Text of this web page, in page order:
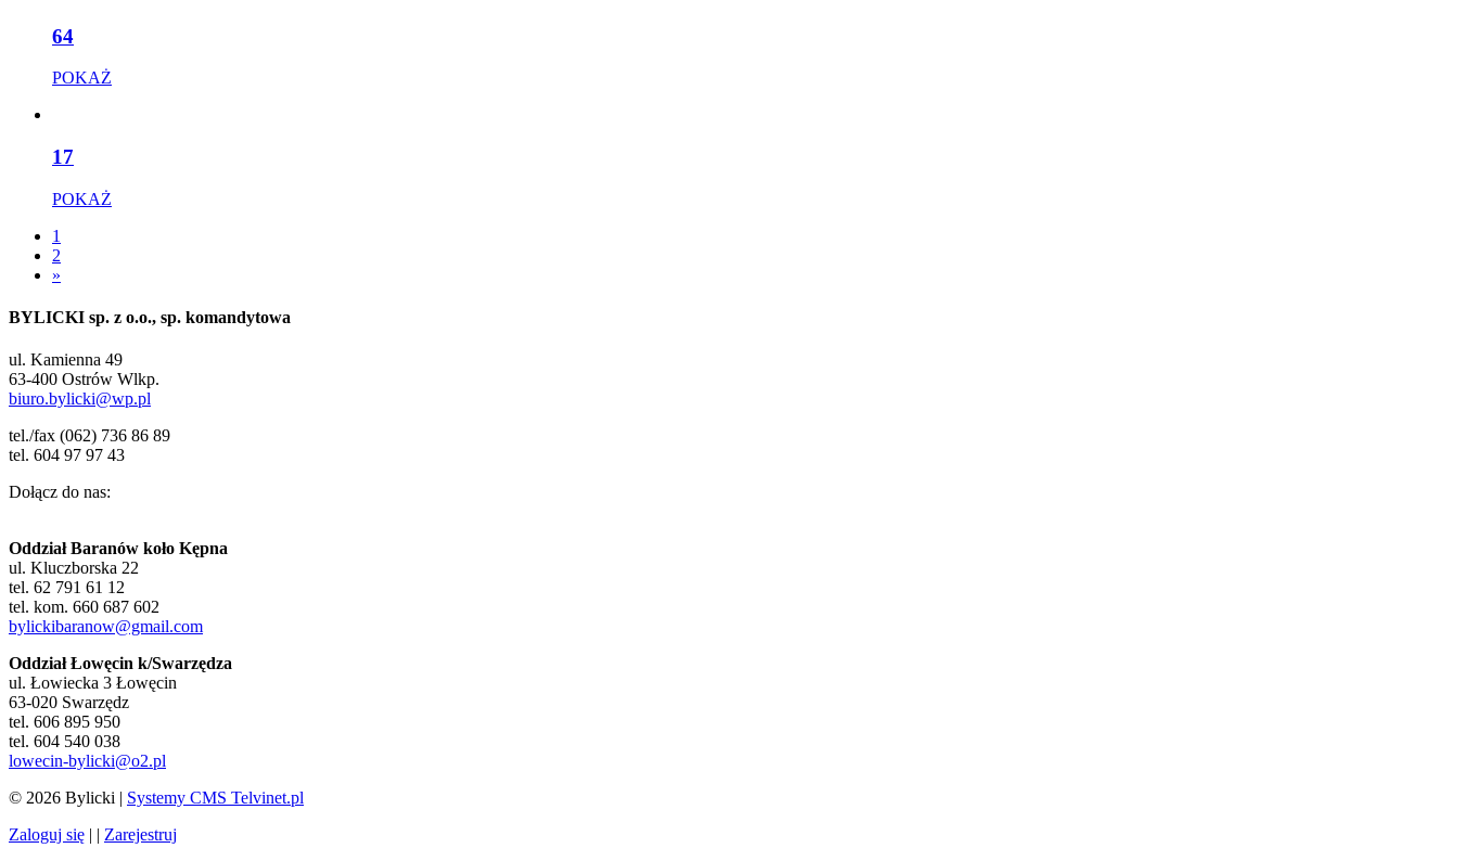
64
POKAŻ
17
POKAŻ
1
2
»
BYLICKI sp. z o.o., sp. komandytowa
ul. Kamienna 49
63-400 Ostrów Wlkp.
biuro.bylicki@wp.pl
tel./fax (062) 736 86 89
tel. 604 97 97 43
Dołącz do nas:
Oddział Baranów koło Kępna
ul. Kluczborska 22
tel. 62 791 61 12
tel. kom. 660 687 602
bylickibaranow@gmail.com
Oddział Łowęcin k/Swarzędza
ul. Łowiecka 3 Łowęcin
63-020 Swarzędz
tel. 606 895 950
tel. 604 540 038
lowecin-bylicki@o2.pl
© 2026 Bylicki | Systemy CMS Telvinet.pl
Zaloguj się | | Zarejestruj